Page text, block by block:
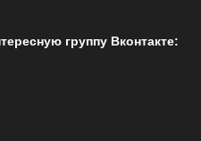
группу Вконтакте: